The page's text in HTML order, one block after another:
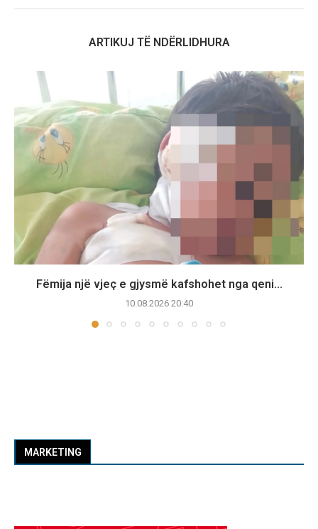
ARTIKUJ TË NDËRLIDHURA
Fëmija një vjeç e gjysmë kafshohet nga qeni...
10.08.2026 20:40
MARKETING